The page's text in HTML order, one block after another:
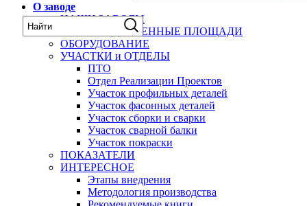
О заводе
НАШИ ЗАВОДЫ
ПРОИЗВОДСТВЕННЫЕ ПЛОЩАДИ
ОБОРУДОВАНИЕ
УЧАСТКИ и ОТДЕЛЫ
ПТО
Отдел Реализации Проектов
Участок профильных деталей
Участок фасонных деталей
Участок сборки и сварки
Участок сварной балки
Участок покраски
ПОКАЗАТЕЛИ
ИНТЕРЕСНОЕ
Этапы внедрения
Методология производства